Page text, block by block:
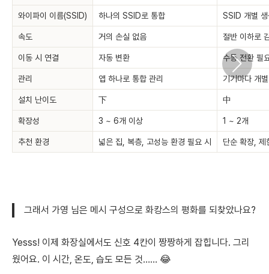
와이파이 이름(SSID) 하나의 SSID로 통합 SSID 개별
속도 거의 손실 없음 절반 이하로
이동 시 연결 자동 변환 수동 전환 필
관리 앱 하나로 통합 관리 기기마다 개
설치 난이도 下 中
확장성 3 ~ 6개 이상 1 ~ 2개
추천 환경 넓은 집, 복층, 고성능 환경 필요 시 단순 확장, 제
그래서 가영 님은 메시 구성으로 화캉스의 평화를 되찾았나요?
Yesss! 이제 화장실에서도 신호 4칸이 짱짱하게 잡힙니다. 그리
웠어요. 이 시간, 온도, 습도 모든 것…… 😂